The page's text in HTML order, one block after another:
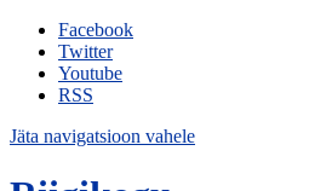
Facebook
Twitter
Youtube
RSS
Jäta navigatsioon vahele